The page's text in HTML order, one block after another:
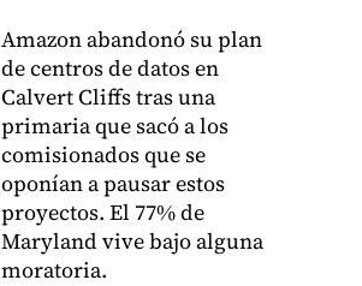
Amazon abandonó su plan
de centros de datos en
Calvert Cliffs tras una
primaria que sacó a los
comisionados que se
oponían a pausar estos
proyectos. El 77% de
Maryland vive bajo alguna
moratoria.